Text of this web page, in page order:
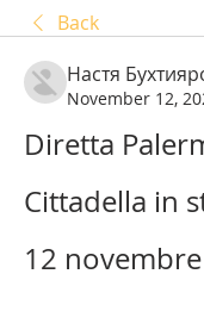
Back
Настя
November 12,
Diretta
Cittadella in
12